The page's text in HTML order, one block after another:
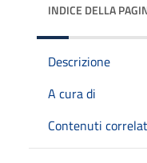
INDICE DELLA
Descrizione
A cura di
Contenuti